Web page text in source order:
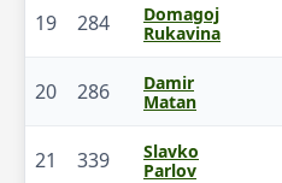
19 284
Domagoj
Rukavina
20 286
Damir
Matan
21 339
Slavko
Parlov